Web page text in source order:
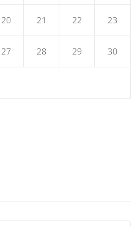
20 21 22 23
27 28 29 30